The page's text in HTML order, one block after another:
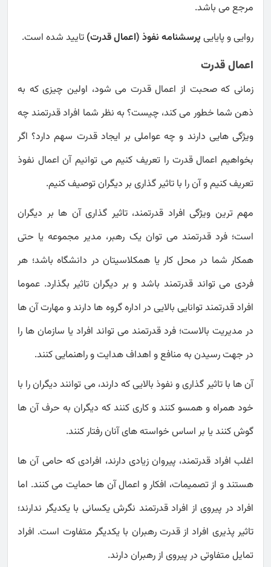
مرجع می باشد.
روایی و پایاییپرسشنامه نفوذ (اعمال قدرت)تایید شده است.
اعمال قدرت
زمانی که صحبت از اعمال قدرت می شود، اولین چیزی که به
ذهن شما خطور می کند، چیست؟ به نظر شما افراد قدرتمند چه
ویژگی هایی دارند و چه عواملی بر ایجاد قدرت سهم دارد؟ اگر
بخواهیم اعمال قدرت را تعریف کنیم می توانیم آن اعمال نفوذ
تعریف کنیم و آن را با تاثیر گذاری بر دیگران توصیف کنیم.
مهم ترین ویژگی افراد قدرتمند، تاثیر گذاری آن ها بر دیگران
است؛ فرد قدرتمند می توان یک رهبر، مدیر مجموعه یا حتی
همکار شما در محل کار یا همکلاسیتان در دانشگاه باشد؛ هر
فردی می تواند قدرتمند باشد و بر دیگران تاثیر بگذارد. عموما
افراد قدرتمند توانایی بالایی در اداره گروه ها دارند و مهارت آن ها
در مدیریت بالاست؛ فرد قدرتمند می تواند افراد یا سازمان ها را
در جهت رسیدن به منافع و اهداف هدایت و راهنمایی کنند.
آن ها با تاثیر گذاری و نفوذ بالایی که دارند، می توانند دیگران را با
خود همراه و همسو کنند و کاری کنند که دیگران به حرف آن ها
گوش کنند یا بر اساس خواسته های آنان رفتار کنند.
اغلب افراد قدرتمند، پیروان زیادی دارند، افرادی که حامی آن ها
هستند و از تصمیمات، افکار و اعمال آن ها حمایت می کنند. اما
افراد در پیروی از افراد قدرتمند نگرش یکسانی با یکدیگر ندارند؛
تاثیر پذیری افراد از قدرت رهبران با یکدیگر متفاوت است. افراد
تمایل متفاوتی در پیروی از رهبران دارند.